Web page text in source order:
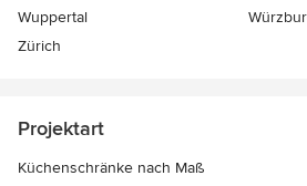
Wuppertal
Zürich
Projektart
Küchenschränke nach Maß